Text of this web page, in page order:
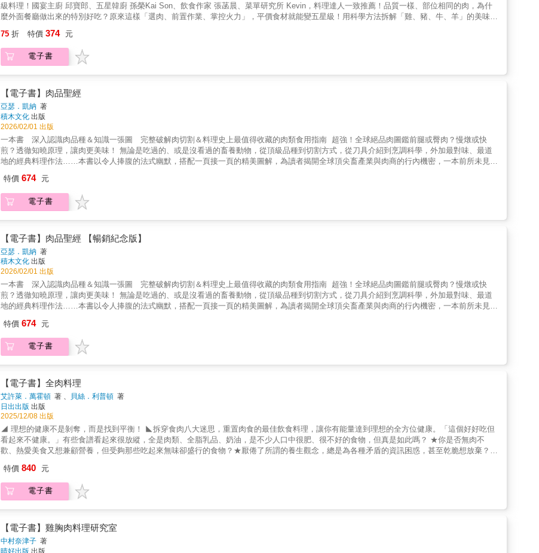
級料理！國宴主廚 邱寶郎、五星韓廚 孫榮Kai Son、飲食作家 張菡晨、菜單研究所 Kevin，料理達人一致推薦！品質一樣、部位相同的肉，為什
麼外面餐廳做出來的特別好吃？原來這樣「選肉、前置作業、掌控火力」，平價食材就能變五星級！用科學方法拆解「雞、豬、牛、羊」的美味關
75 折 特價 374 元
電子書
【電子書】肉品聖經
亞瑟．凱納 著
積木文化 出版
2026/02/01 出版
一本書 深入認識肉品種＆知識一張圖 完整破解肉切割＆料理史上最值得收藏的肉類食用指南 超強！全球絕品肉圖鑑前腿或臀肉？慢燉或快
煎？透徹知曉原理，讓肉更美味！ 無論是吃過的、或是沒看過的畜養動物，從頂級品種到切割方式，從刀具介紹到烹調科學，外加最對味、最道
地的經典料理作法……本書以令人捧腹的法式幽默，搭配一頁接一頁的精美圖解，為讀者揭開全球頂尖畜產業與肉商的行內機密，一本前所未見的
不知的肉知識】選擇優質肉品的關鍵是什麼？和牛的滋味為什麼無與倫比？肋排和肋眼，差別在哪裡？伊比利火腿要選黑蹄還是貝洛塔？生火腿和
熟火腿有何不同？鵝肥肝和鴨肥肝，應該怎麼選？真正的傻瓜才不吃，到底是雞的哪個部位？烹調肉類時的最佳撒鹽時機？肉應該逆紋切？還是順
紋切？醃漬汁會滲入肉裡嗎？怎麼醃肉更入味？煎牛排時要怎麼翻？一次、兩次、還是很多次？ ＊內行人審訂＊王建鎧 國立中興大學動物科學系
Thomas Chien 廚藝總監(依姓名筆劃序排列) 平價肉品的大量充斥，如何開始學會怎麼吃的好、吃得巧、又能吃得身心愉快、健康輕鬆、甚至是吃
得有文化、有深度？那麼還是得從認識自己吃的東西，認識它們的源頭與端上餐桌的過程開始。打開這本《肉品聖經》，追尋適合自己的肉品道路
將正式展開。──王建鎧 國立中興大學動物科學系助理教授 吃肉是種享受，懂肉是種態度。給無肉不歡的老饕的究極寶典。──吳季衡 祥圃實業董
事長／究好豬創辦人 《肉品聖經》是一本肉類食用指南，舉凡各種肉品的知識及圖鑑、切割及烹調的技術、適用的刀具及鍋具，皆可在本書一探
究竟。它以科學的方式教你健康吃肉，享受吃肉的幸福感，不僅老饕必備，掌管家人脾胃的煮婦更需人手一本。──松露玫瑰 烹飪書籍作者及譯
者 這真是廣大的無肉不歡的食客們的福音書！！不管為自己或心愛的人的大快朵頤學習了多少時間，這本書都能為你帶來耳目一新、精闢入理的
知識與技巧。從食客到食神的距離，就在本書的頁首到頁尾的分寸之間。──鄧學凱 台灣土雞王／凱馨公司執行董事
特價 674 元
電子書
【電子書】肉品聖經 【暢銷紀念版】
亞瑟．凱納 著
積木文化 出版
2026/02/01 出版
一本書 深入認識肉品種＆知識一張圖 完整破解肉切割＆料理史上最值得收藏的肉類食用指南 超強！全球絕品肉圖鑑前腿或臀肉？慢燉或快
煎？透徹知曉原理，讓肉更美味！ 無論是吃過的、或是沒看過的畜養動物，從頂級品種到切割方式，從刀具介紹到烹調科學，外加最對味、最道
地的經典料理作法……本書以令人捧腹的法式幽默，搭配一頁接一頁的精美圖解，為讀者揭開全球頂尖畜產業與肉商的行內機密，一本前所未見的
不知的肉知識】選擇優質肉品的關鍵是什麼？和牛的滋味為什麼無與倫比？肋排和肋眼，差別在哪裡？伊比利火腿要選黑蹄還是貝洛塔？生火腿和
熟火腿有何不同？鵝肥肝和鴨肥肝，應該怎麼選？真正的傻瓜才不吃，到底是雞的哪個部位？烹調肉類時的最佳撒鹽時機？肉應該逆紋切？還是順
紋切？醃漬汁會滲入肉裡嗎？怎麼醃肉更入味？煎牛排時要怎麼翻？一次、兩次、還是很多次？ ＊內行人審訂＊王建鎧 國立中興大學動物科學系
Thomas Chien 廚藝總監(依姓名筆劃序排列) 平價肉品的大量充斥，如何開始學會怎麼吃的好、吃得巧、又能吃得身心愉快、健康輕鬆、甚至是吃
得有文化、有深度？那麼還是得從認識自己吃的東西，認識它們的源頭與端上餐桌的過程開始。打開這本《肉品聖經》，追尋適合自己的肉品道路
將正式展開。──王建鎧 國立中興大學動物科學系助理教授 吃肉是種享受，懂肉是種態度。給無肉不歡的老饕的究極寶典。──吳季衡 祥圃實業董
事長／究好豬創辦人 《肉品聖經》是一本肉類食用指南，舉凡各種肉品的知識及圖鑑、切割及烹調的技術、適用的刀具及鍋具，皆可在本書一探
究竟。它以科學的方式教你健康吃肉，享受吃肉的幸福感，不僅老饕必備，掌管家人脾胃的煮婦更需人手一本。──松露玫瑰 烹飪書籍作者及譯
者 這真是廣大的無肉不歡的食客們的福音書！！不管為自己或心愛的人的大快朵頤學習了多少時間，這本書都能為你帶來耳目一新、精闢入理的
知識與技巧。從食客到食神的距離，就在本書的頁首到頁尾的分寸之間。──鄧學凱 台灣土雞王／凱馨公司執行董事
特價 674 元
電子書
【電子書】全肉料理
艾許萊．萬霍頓 著 、 貝絲．利普頓 著
日出出版 出版
2025/12/08 出版
◢ 理想的健康不是剝奪，而是找到平衡！ ◣拆穿食肉八大迷思，重置肉食的最佳飲食料理，讓你有能量達到理想的全方位健康。「這個好好吃但
看起來不健康。」有些食譜看起來很放縱，全是肉類、全脂乳品、奶油，是不少人口中很肥、很不好的食物，但真是如此嗎？ ★你是否無肉不
歡、熱愛美食又想兼顧營養，但受夠那些吃起來無味卻盛行的食物？★厭倦了所謂的養生觀念，總是為各種矛盾的資訊困惑，甚至乾脆想放棄？★
食物的飲食方式多變化、有營養。除了能強化並長久維繫健康，還能滿足口腹之慾：墨西哥烤牛肉／韓式牛絞肉／油封火雞腿／雞肉沙威瑪／烤豬
排佐辣水果莎莎醬／醃鱒魚／甜椒鑲肉／牛肉高麗菜捲／牛舌小漢堡……兩位作者為健身教練和料理高手，聯手打破現代雜亂無章的飲食教條，提
出最新研究，告訴你如何在飲食中添加更多健康的蛋白質，幫助擺脫吃肉的愧疚、恐懼和罪惡，讓你能發自內心享受並感受美食。書中有實用的建
害」，以及這對健康造成什麼影響。◎找出自己的「最佳飲食」技巧，避免不必要的限制，認清讓人困惑的飲食行銷策略。減重的人總被告誡必須
採取「適當」飲食，甚至妖魔化蛋白質和脂肪，支持低卡路里、低脂飲食，為此常常要忍受飢餓，結果不只沒有變得更健康，反而感到沮喪，無法
接近自己的目標。許多蛋白質食物被列在罪惡清單中，但其實它們營養密度高，人類的身體天生就是要把它們當作燃料使用。只要我們更本能、更
特價 840 元
電子書
【電子書】雞胸肉料理研究室
中村奈津子 著
晴好出版 出版